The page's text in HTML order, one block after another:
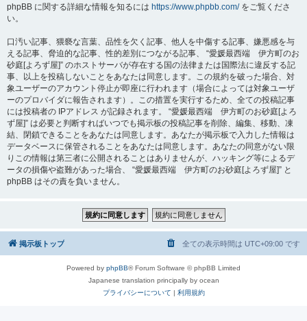
phpBB に関する詳細な情報を知るには https://www.phpbb.com/をご覧くださ
い。
口汚い記事、猥褻な言葉、品性を欠く記事、他人を中傷する記事、嫌悪感を与
える記事、脅迫的な記事、性的差別につながる記事、 “愛媛最西端 伊方町のお
砂庭[よろず屋]” のホストサーバが存在する国の法律または国際法に違反する記
事、以上を投稿しないことをあなたは同意します。この規約を破った場合、対
象ユーザーのアカウント停止が即座に行われます（場合によっては対象ユーザ
ーのプロバイダに報告されます）。この措置を実行するため、全ての投稿記事
には投稿者の IPアドレス が記録されます。 “愛媛最西端 伊方町のお砂庭[よろ
ず屋]” は必要と判断すればいつでも掲示板の投稿記事を削除、編集、移動、凍
結、閉鎖できることをあなたは同意します。あなたが掲示板で入力した情報は
データベースに保管されることをあなたは同意します。あなたの同意がない限
りこの情報は第三者に公開されることはありませんが、ハッキング等によるデ
ータの損傷や盗難があった場合、 “愛媛最西端 伊方町のお砂庭[よろず屋]” と
phpBB はその責を負いません。
掲示板トップ 全ての表示時間は UTC+09:00 です
Powered by phpBB® Forum Software © phpBB Limited
Japanese translation principally by ocean
プライバシーについて | 利用規約